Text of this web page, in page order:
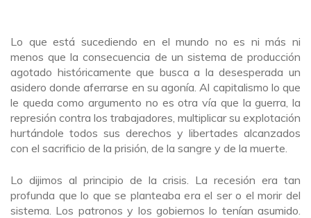
Lo que está sucediendo en el mundo no es ni más ni
menos que la consecuencia de un sistema de producción
agotado históricamente que busca a la desesperada un
asidero donde aferrarse en su agonía. Al capitalismo lo que
le queda como argumento no es otra vía que la guerra, la
represión contra los trabajadores, multiplicar su explotación
hurtándole todos sus derechos y libertades alcanzados
con el sacrificio de la prisión, de la sangre y de la muerte.
Lo dijimos al principio de la crisis. La recesión era tan
profunda que lo que se planteaba era el ser o el morir del
sistema. Los patronos y los gobiernos lo tenían asumido.